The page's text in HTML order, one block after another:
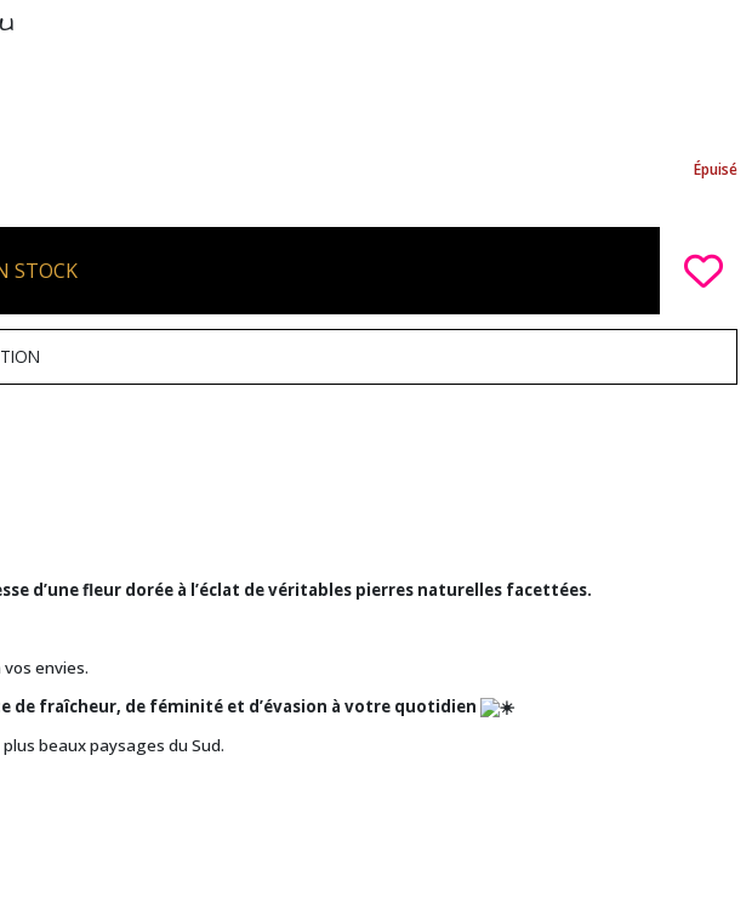
Épuisé
STOCK
d’une fleur dorée à l’éclat de véritables pierres naturelles facettées.
envies.
de fraîcheur, de féminité et d’évasion à votre quotidien
beaux paysages du Sud.